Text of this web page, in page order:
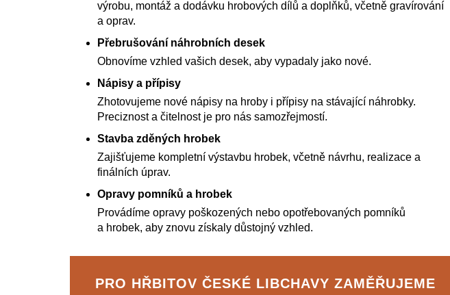
výrobu, montáž a dodávku hrobových dílů a doplňků, včetně gravírování
a oprav.
Přebrušování náhrobních desek
Obnovíme vzhled vašich desek, aby vypadaly jako nové.
Nápisy a přípisy
Zhotovujeme nové nápisy na hroby i přípisy na stávající náhrobky.
Preciznost a čitelnost je pro nás samozřejmostí.
Stavba zděných hrobek
Zajišťujeme kompletní výstavbu hrobek, včetně návrhu, realizace a
finálních úprav.
Opravy pomníků a hrobek
Provádíme opravy poškozených nebo opotřebovaných pomníků
a hrobek, aby znovu získaly důstojný vzhled.
PRO HŘBITOV ČESKÉ LIBCHAVY ZAMĚŘUJEME